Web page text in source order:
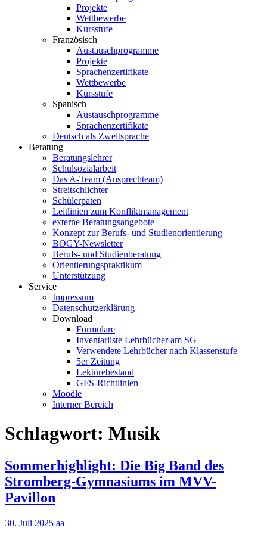
Projekte
Wettbewerbe
Kursstufe
Französisch
Austauschprogramme
Projekte
Sprachenzertifikate
Wettbewerbe
Kursstufe
Spanisch
Austauschprogramme
Sprachenzertifikate
Deutsch als Zweitsprache
Beratung
Beratungslehrer
Schulsozialarbeit
Das A-Team (Ansprechteam)
Streitschlichter
Schülerpaten
Leitlinien zum Konfliktmanagement
externe Beratungsangebote
Konzept zur Berufs- und Studienorientierung
BOGY-Newsletter
Berufs- und Studienberatung
Orientierungspraktikum
Unterstützung
Service
Impressum
Datenschutzerklärung
Download
Formulare
Inventarliste Lehrbücher am SG
Verwendete Lehrbücher nach Klassenstufe
5er Zeitung
Lektürebestand
GFS-Richtlinien
Moodle
Interner Bereich
Schlagwort: Musik
Sommerhighlight: Die Big Band des
Stromberg-Gymnasiums im MVV-
Pavillon
30. Juli 2025 aa